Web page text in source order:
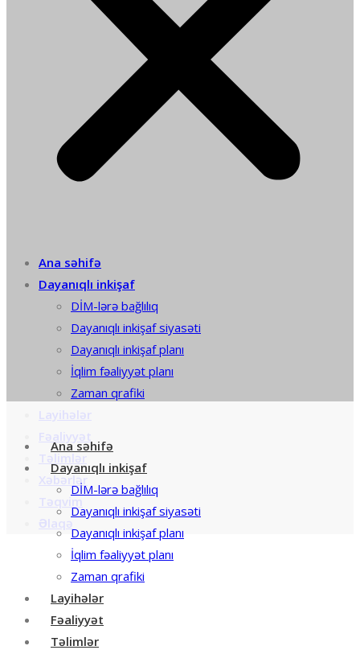
Ana səhifə
Dayanıqlı inkişaf
DİM-lərə bağlılıq
Dayanıqlı inkişaf siyasəti
Dayanıqlı inkişaf planı
İqlim fəaliyyət planı
Zaman qrafiki
Layihələr
Fəaliyyət
Təlimlər
Xəbərlər
Təqvim
Əlaqə
Ana səhifə
Dayanıqlı inkişaf
DİM-lərə bağlılıq
Dayanıqlı inkişaf siyasəti
Dayanıqlı inkişaf planı
İqlim fəaliyyət planı
Zaman qrafiki
Layihələr
Fəaliyyət
Təlimlər